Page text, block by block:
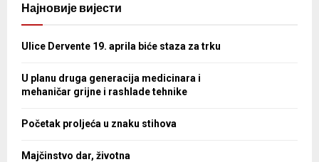
Најновије вијести
Ulice Dervente 19. aprila biće staza za trku
U planu druga generacija medicinara i
mehaničar grijne i rashlade tehnike
Početak proljeća u znaku stihova
Majčinstvo dar, životna